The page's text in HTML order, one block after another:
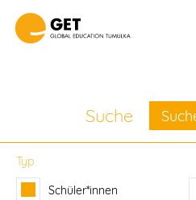
Unsere
Suche
Typ
Schüler*innen